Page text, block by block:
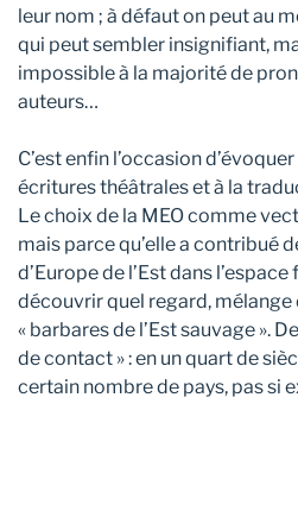
leur nom ; à défaut on peut au
qui peut sembler insignifiant,
impossible à la majorité de
auteurs…
C’est enfin l’occasion
écritures théâtrales et à la
Le choix de la MEO comme
mais parce qu’elle a contribué
d’Europe de l’Est dans
découvrir quel regard,
« barbares de l’Est sauvage ».
de contact » : en un quart de
certain nombre de pays, pas si